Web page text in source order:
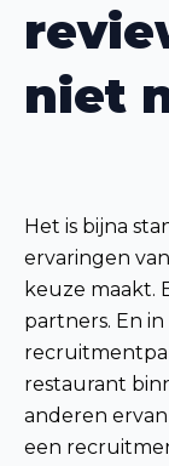
niet
Het is bijna
ervaringen
keuze maakt.
partners. En
restaurant
anderen
een